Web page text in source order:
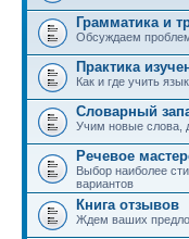
Грамматика и
Обсуждаем
Практика
Как и где учить
Словарный
Учим новые слова,
Речевое
Выбор наиболее
вариантов
Книга отзывов
Ждем ваших